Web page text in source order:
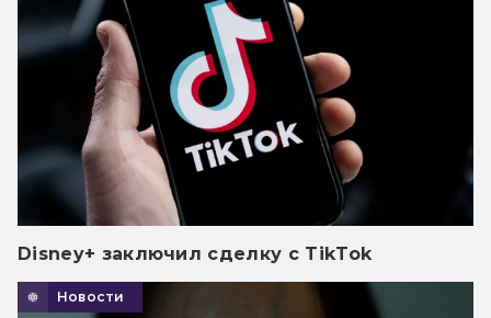
Disney+ заключил сделку с TikTok
Новости